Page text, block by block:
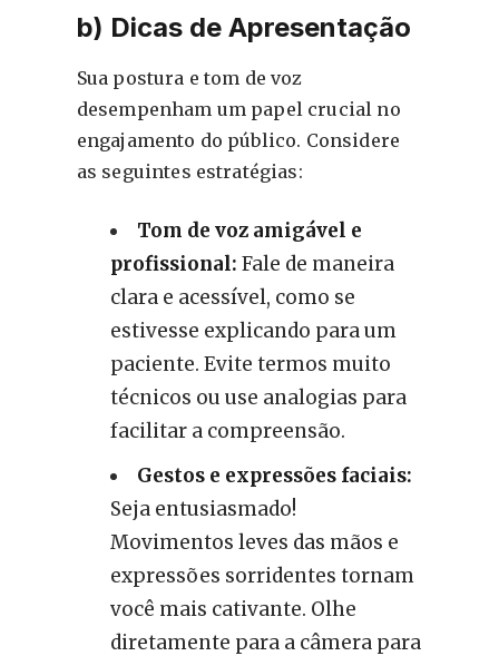
b) Dicas de Apresentação
Sua postura e tom de voz
desempenham um papel crucial no
engajamento do público. Considere
as seguintes estratégias:
Tom de voz amigável e
profissional: Fale de maneira
clara e acessível, como se
estivesse explicando para um
paciente. Evite termos muito
técnicos ou use analogias para
facilitar a compreensão.
Gestos e expressões faciais:
Seja entusiasmado!
Movimentos leves das mãos e
expressões sorridentes tornam
você mais cativante. Olhe
diretamente para a câmera para